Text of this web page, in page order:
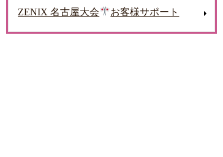
ZENIX 名古屋大会 お客様サポート